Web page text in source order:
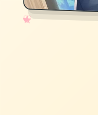
✧
♡
★
♥